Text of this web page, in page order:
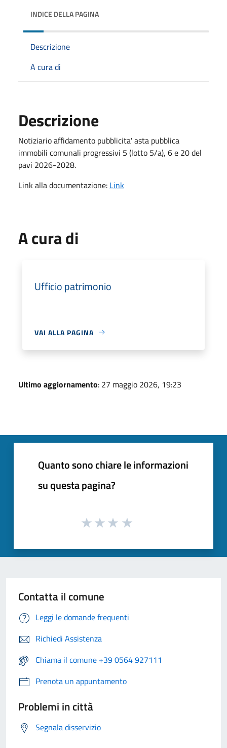
INDICE DELLA PAGINA
Descrizione
A cura di
Descrizione
Notiziario affidamento pubblicita' asta pubblica
immobili comunali progressivi 5 (lotto 5/a), 6 e 20 del
pavi 2026-2028.
Link alla documentazione: Link
A cura di
Ufficio patrimonio
VAI ALLA PAGINA
Ultimo aggiornamento: 27 maggio 2026, 19:23
Quanto sono chiare le informazioni
su questa pagina?
Contatta il comune
Leggi le domande frequenti
Richiedi Assistenza
Chiama il comune +39 0564 927111
Prenota un appuntamento
Problemi in città
Segnala disservizio